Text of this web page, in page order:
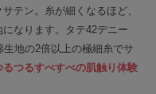
テン。糸が細くなるほど、
なります。タテ42デニー
地の2倍以上の極細糸でサ
るつるすべすべの肌触り体験